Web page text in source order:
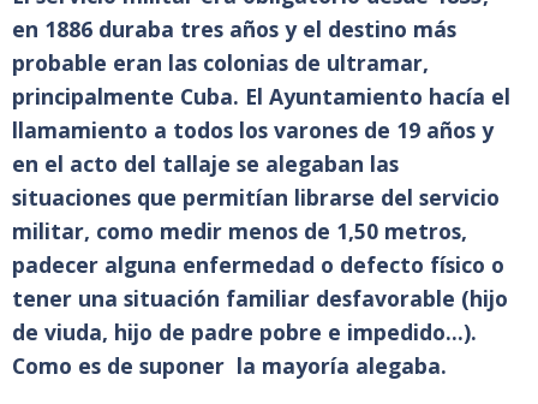
en 1886 duraba tres años y el destino más
probable eran las colonias de ultramar,
principalmente Cuba. El Ayuntamiento hacía el
llamamiento a todos los varones de 19 años y
en el acto del tallaje se alegaban las
situaciones que permitían librarse del servicio
militar, como medir menos de 1,50 metros,
padecer alguna enfermedad o defecto físico o
tener una situación familiar desfavorable (hijo
de viuda, hijo de padre pobre e impedido...).
Como es de suponer la mayoría alegaba.